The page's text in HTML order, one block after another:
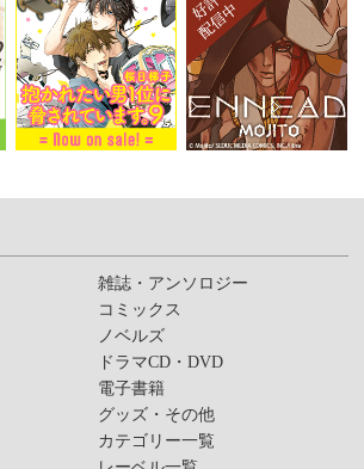
雑誌・アンソロジー
コミックス
ノベルズ
ドラマCD・DVD
電子書籍
グッズ・その他
カテゴリー一覧